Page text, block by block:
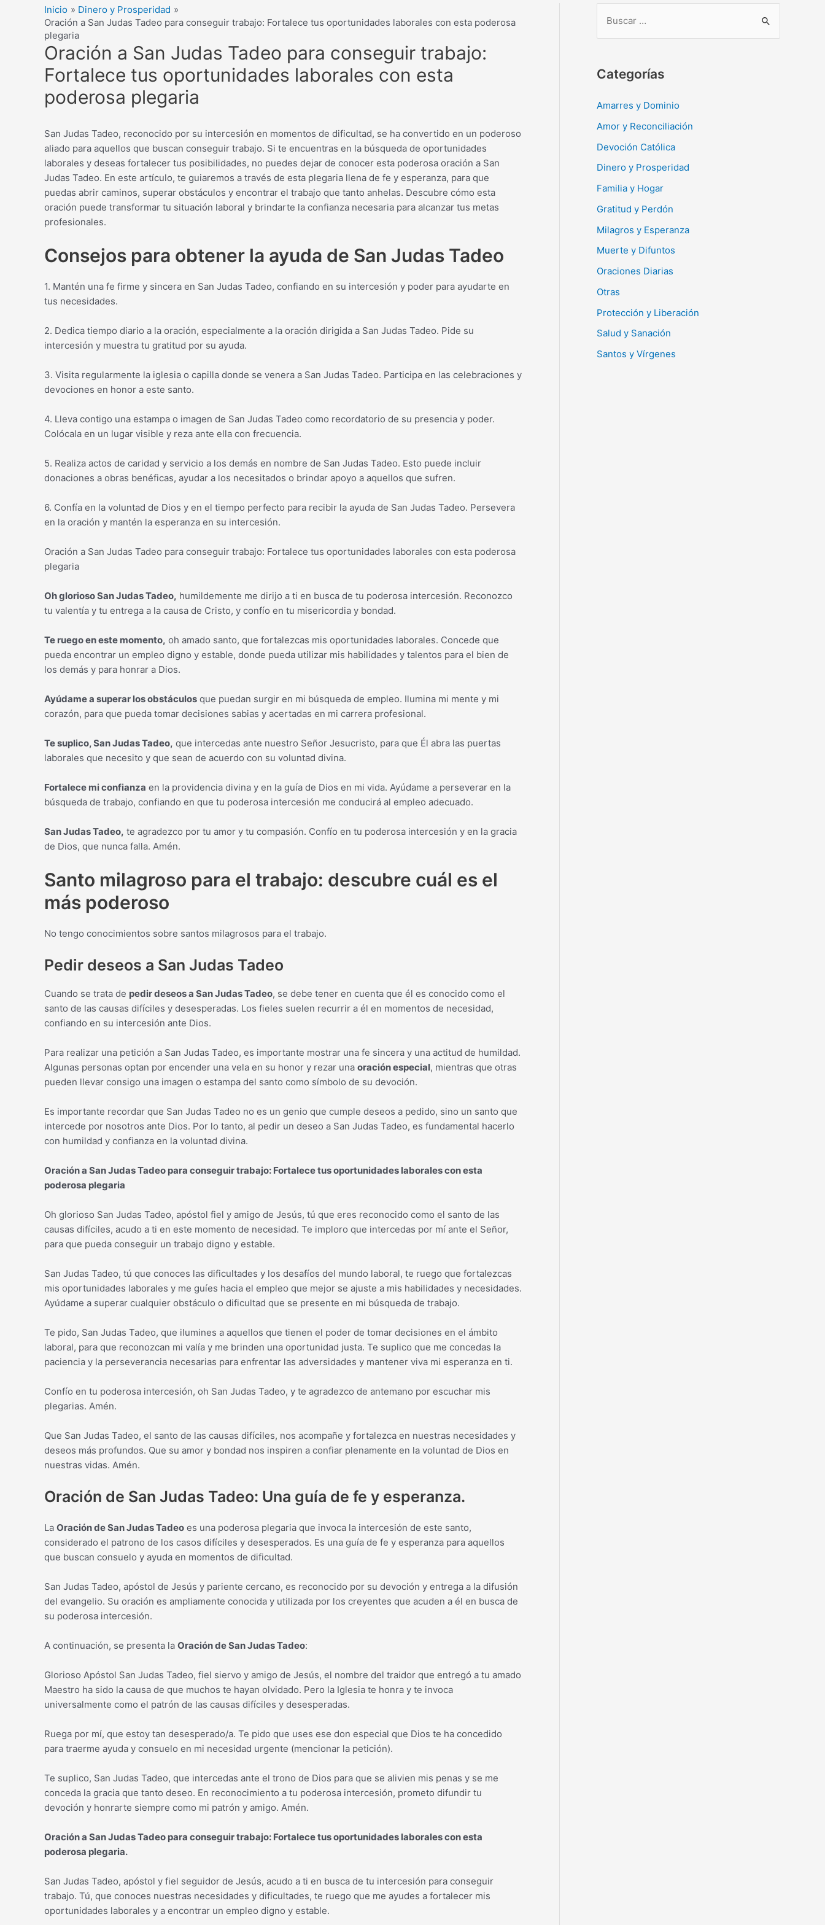
Inicio
Dinero y Prosperidad
Oración a San Judas Tadeo para conseguir trabajo: Fortalece tus oportunidades laborales con esta poderosa
plegaria
Oración a San Judas Tadeo para conseguir trabajo:
Fortalece tus oportunidades laborales con esta
poderosa plegaria
San Judas Tadeo, reconocido por su intercesión en momentos de dificultad, se ha convertido en un poderoso
aliado para aquellos que buscan conseguir trabajo. Si te encuentras en la búsqueda de oportunidades
laborales y deseas fortalecer tus posibilidades, no puedes dejar de conocer esta poderosa oración a San
Judas Tadeo. En este artículo, te guiaremos a través de esta plegaria llena de fe y esperanza, para que
puedas abrir caminos, superar obstáculos y encontrar el trabajo que tanto anhelas. Descubre cómo esta
oración puede transformar tu situación laboral y brindarte la confianza necesaria para alcanzar tus metas
profesionales.
Consejos para obtener la ayuda de San Judas Tadeo
1. Mantén una fe firme y sincera en San Judas Tadeo, confiando en su intercesión y poder para ayudarte en
tus necesidades.
2. Dedica tiempo diario a la oración, especialmente a la oración dirigida a San Judas Tadeo. Pide su
intercesión y muestra tu gratitud por su ayuda.
3. Visita regularmente la iglesia o capilla donde se venera a San Judas Tadeo. Participa en las celebraciones y
devociones en honor a este santo.
4. Lleva contigo una estampa o imagen de San Judas Tadeo como recordatorio de su presencia y poder.
Colócala en un lugar visible y reza ante ella con frecuencia.
5. Realiza actos de caridad y servicio a los demás en nombre de San Judas Tadeo. Esto puede incluir
donaciones a obras benéficas, ayudar a los necesitados o brindar apoyo a aquellos que sufren.
6. Confía en la voluntad de Dios y en el tiempo perfecto para recibir la ayuda de San Judas Tadeo. Persevera
en la oración y mantén la esperanza en su intercesión.
Oración a San Judas Tadeo para conseguir trabajo: Fortalece tus oportunidades laborales con esta poderosa
plegaria
Oh glorioso San Judas Tadeo, humildemente me dirijo a ti en busca de tu poderosa intercesión. Reconozco
tu valentía y tu entrega a la causa de Cristo, y confío en tu misericordia y bondad.
Te ruego en este momento, oh amado santo, que fortalezcas mis oportunidades laborales. Concede que
pueda encontrar un empleo digno y estable, donde pueda utilizar mis habilidades y talentos para el bien de
los demás y para honrar a Dios.
Ayúdame a superar los obstáculos que puedan surgir en mi búsqueda de empleo. Ilumina mi mente y mi
corazón, para que pueda tomar decisiones sabias y acertadas en mi carrera profesional.
Te suplico, San Judas Tadeo, que intercedas ante nuestro Señor Jesucristo, para que Él abra las puertas
laborales que necesito y que sean de acuerdo con su voluntad divina.
Fortalece mi confianza en la providencia divina y en la guía de Dios en mi vida. Ayúdame a perseverar en la
búsqueda de trabajo, confiando en que tu poderosa intercesión me conducirá al empleo adecuado.
San Judas Tadeo, te agradezco por tu amor y tu compasión. Confío en tu poderosa intercesión y en la gracia
de Dios, que nunca falla. Amén.
Santo milagroso para el trabajo: descubre cuál es el
más poderoso
No tengo conocimientos sobre santos milagrosos para el trabajo.
Pedir deseos a San Judas Tadeo
Cuando se trata de pedir deseos a San Judas Tadeo, se debe tener en cuenta que él es conocido como el
santo de las causas difíciles y desesperadas. Los fieles suelen recurrir a él en momentos de necesidad,
confiando en su intercesión ante Dios.
Para realizar una petición a San Judas Tadeo, es importante mostrar una fe sincera y una actitud de humildad.
Algunas personas optan por encender una vela en su honor y rezar una oración especial, mientras que otras
pueden llevar consigo una imagen o estampa del santo como símbolo de su devoción.
Es importante recordar que San Judas Tadeo no es un genio que cumple deseos a pedido, sino un santo que
intercede por nosotros ante Dios. Por lo tanto, al pedir un deseo a San Judas Tadeo, es fundamental hacerlo
con humildad y confianza en la voluntad divina.
Oración a San Judas Tadeo para conseguir trabajo: Fortalece tus oportunidades laborales con esta
poderosa plegaria
Oh glorioso San Judas Tadeo, apóstol fiel y amigo de Jesús, tú que eres reconocido como el santo de las
causas difíciles, acudo a ti en este momento de necesidad. Te imploro que intercedas por mí ante el Señor,
para que pueda conseguir un trabajo digno y estable.
San Judas Tadeo, tú que conoces las dificultades y los desafíos del mundo laboral, te ruego que fortalezcas
mis oportunidades laborales y me guíes hacia el empleo que mejor se ajuste a mis habilidades y necesidades.
Ayúdame a superar cualquier obstáculo o dificultad que se presente en mi búsqueda de trabajo.
Te pido, San Judas Tadeo, que ilumines a aquellos que tienen el poder de tomar decisiones en el ámbito
laboral, para que reconozcan mi valía y me brinden una oportunidad justa. Te suplico que me concedas la
paciencia y la perseverancia necesarias para enfrentar las adversidades y mantener viva mi esperanza en ti.
Confío en tu poderosa intercesión, oh San Judas Tadeo, y te agradezco de antemano por escuchar mis
plegarias. Amén.
Que San Judas Tadeo, el santo de las causas difíciles, nos acompañe y fortalezca en nuestras necesidades y
deseos más profundos. Que su amor y bondad nos inspiren a confiar plenamente en la voluntad de Dios en
nuestras vidas. Amén.
Oración de San Judas Tadeo: Una guía de fe y esperanza.
La Oración de San Judas Tadeo es una poderosa plegaria que invoca la intercesión de este santo,
considerado el patrono de los casos difíciles y desesperados. Es una guía de fe y esperanza para aquellos
que buscan consuelo y ayuda en momentos de dificultad.
San Judas Tadeo, apóstol de Jesús y pariente cercano, es reconocido por su devoción y entrega a la difusión
del evangelio. Su oración es ampliamente conocida y utilizada por los creyentes que acuden a él en busca de
su poderosa intercesión.
A continuación, se presenta la Oración de San Judas Tadeo:
Glorioso Apóstol San Judas Tadeo, fiel siervo y amigo de Jesús, el nombre del traidor que entregó a tu amado
Maestro ha sido la causa de que muchos te hayan olvidado. Pero la Iglesia te honra y te invoca
universalmente como el patrón de las causas difíciles y desesperadas.
Ruega por mí, que estoy tan desesperado/a. Te pido que uses ese don especial que Dios te ha concedido
para traerme ayuda y consuelo en mi necesidad urgente (mencionar la petición).
Te suplico, San Judas Tadeo, que intercedas ante el trono de Dios para que se alivien mis penas y se me
conceda la gracia que tanto deseo. En reconocimiento a tu poderosa intercesión, prometo difundir tu
devoción y honrarte siempre como mi patrón y amigo. Amén.
Oración a San Judas Tadeo para conseguir trabajo: Fortalece tus oportunidades laborales con esta
poderosa plegaria.
San Judas Tadeo, apóstol y fiel seguidor de Jesús, acudo a ti en busca de tu intercesión para conseguir
trabajo. Tú, que conoces nuestras necesidades y dificultades, te ruego que me ayudes a fortalecer mis
oportunidades laborales y a encontrar un empleo digno y estable.
c
r
Categorías
Amarres y Dominio
Amor y Reconciliación
Devoción Católica
Dinero y Prosperidad
Familia y Hogar
Gratitud y Perdón
Milagros y Esperanza
Muerte y Difuntos
Oraciones Diarias
Otras
Protección y Liberación
Salud y Sanación
Santos y Vírgenes